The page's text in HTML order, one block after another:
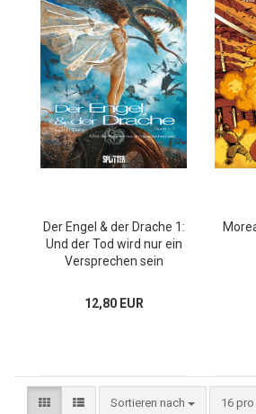
Der Engel & der Drache 1:
Und der Tod wird nur ein
Versprechen sein
12,80 EUR
Sortieren nach 16